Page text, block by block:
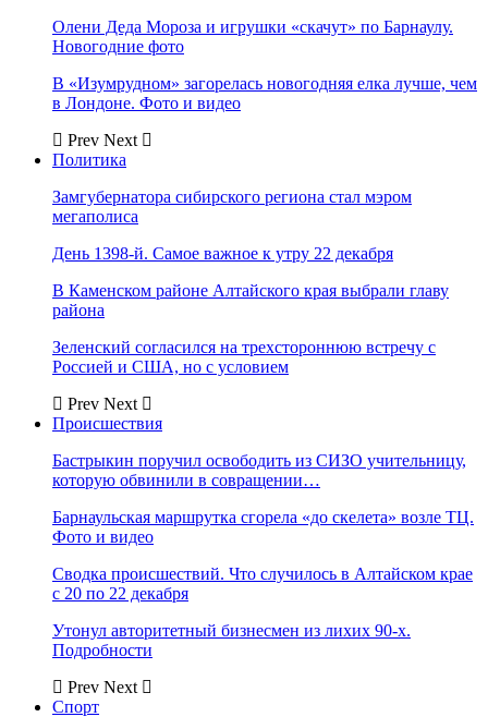
Олени Деда Мороза и игрушки «скачут» по Барнаулу.
Новогодние фото
В «Изумрудном» загорелась новогодняя елка лучше, чем
в Лондоне. Фото и видео
Prev Next
Политика
Замгубернатора сибирского региона стал мэром
мегаполиса
День 1398-й. Самое важное к утру 22 декабря
В Каменском районе Алтайского края выбрали главу
района
Зеленский согласился на трехстороннюю встречу с
Россией и США, но с условием
Prev Next
Происшествия
Бастрыкин поручил освободить из СИЗО учительницу,
которую обвинили в совращении…
Барнаульская маршрутка сгорела «до скелета» возле ТЦ.
Фото и видео
Сводка происшествий. Что случилось в Алтайском крае
с 20 по 22 декабря
Утонул авторитетный бизнесмен из лихих 90-х.
Подробности
Prev Next
Спорт